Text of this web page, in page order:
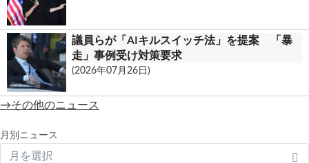
議員らが「AIキルスイッチ法」を提案 「暴
走」事例受け対策要求
(2026年07月26日)
→その他のニュース
月別ニュース